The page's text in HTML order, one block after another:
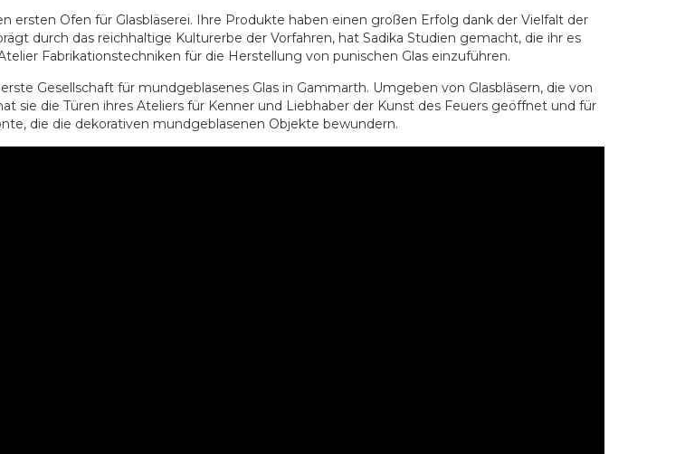
ersten Ofen für Glasbläserei. Ihre Produkte haben einen großen Erfolg dank der Vielfalt der
durch das reichhaltige Kulturerbe der Vorfahren, hat Sadika Studien gemacht, die ihr es
Fabrikationstechniken für die Herstellung von punischen Glas einzuführen.
Gesellschaft für mundgeblasenes Glas in Gammarth. Umgeben von Glasbläsern, die von
sie die Türen ihres Ateliers für Kenner und Liebhaber der Kunst des Feuers geöffnet und für
die die dekorativen mundgeblasenen Objekte bewundern.